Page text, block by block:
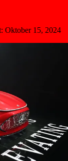
Oktober 15, 2024